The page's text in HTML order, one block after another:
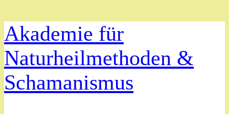
Zum
Inhalt
springen
Akademie für
Naturheilmethoden &
Schamanismus